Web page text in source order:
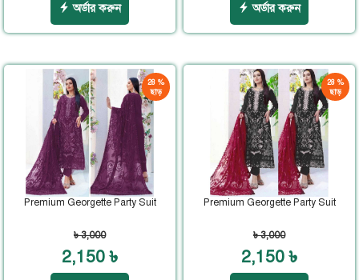
অর্ডার করুন অর্ডার করুন
28 %
ছাড়
Premium Georgette Party Suit
৳ 3,000
2,150 ৳
28 %
ছাড়
Premium Georgette Party Suit
৳ 3,000
2,150 ৳